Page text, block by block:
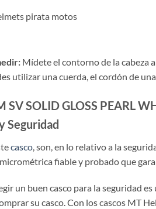
Mídete el contorno de la cabeza
utilizar una cuerda, el cordón de
SV SOLID GLOSS PEARL
Seguridad
casco, son, en lo relativo a la
fiable y probado que
un buen casco para la seguridad
su casco. Con los cascos MT